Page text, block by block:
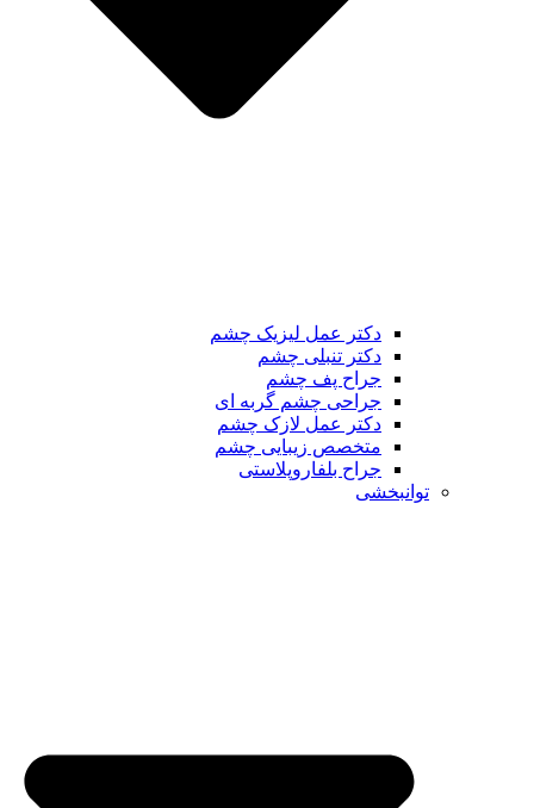
دکتر عمل لیزیک چشم
دکتر تنبلی چشم
جراح پف چشم
جراحی چشم گربه ای
دکتر عمل لازک چشم
متخصص زیبایی چشم
جراح بلفاروپلاستی
توانبخشی